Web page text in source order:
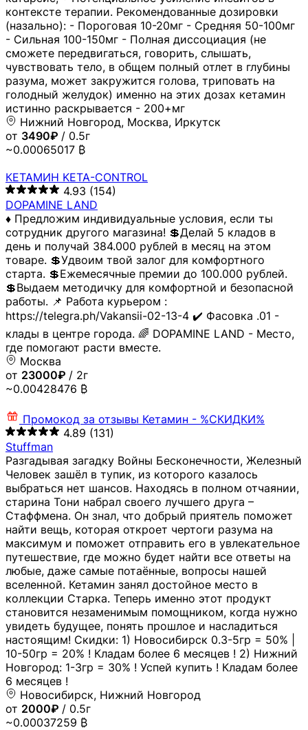
контексте терапии. Рекомендованные дозировки
(назально): - Пороговая 10-20мг - Средняя 50-100мг
- Сильная 100-150мг - Полная диссоциация (не
сможете передвигаться, говорить, слышать,
чувствовать тело, в общем полный отлет в глубины
разума, может закружится голова, триповать на
голодный желудок) именно на этих дозах кетамин
истинно раскрывается - 200+мг
Нижний Новгород, Москва, Иркутск
от 3490₽ / 0.5г
~0.00065017 ₿
КЕТАМИН KETA-CONTROL
4.93 (154)
DOPAMINE LAND
♦️ Предложим индивидуальные условия, если ты
сотрудник другого магазина! 💲Делай 5 кладов в
день и получай 384.000 рублей в месяц на этом
товаре. 💲Удвоим твой залог для комфортного
старта. 💲Ежемесячные премии до 100.000 рублей.
💲Выдаем методичку для комфортной и безопасной
работы. 📌 Работа курьером :
https://telegra.ph/Vakansii-02-13-4 ✔️ Фасовка .01 -
клады в центре города. 🌈 DOPAMINE LAND - Место,
где помогают расти вместе.
Москва
от 23000₽ / 2г
~0.00428476 ₿
Промокод за отзывы Кетамин - %СКИДКИ%
4.89 (131)
Stuffman
Разгадывая загадку Войны Бесконечности, Железный
Человек зашёл в тупик, из которого казалось
выбраться нет шансов. Находясь в полном отчаянии,
старина Тони набрал своего лучшего друга –
Стаффмена. Он знал, что добрый приятель поможет
найти вещь, которая откроет чертоги разума на
максимум и поможет отправить его в увлекательное
путешествие, где можно будет найти все ответы на
любые, даже самые потаённые, вопросы нашей
вселенной. Кетамин занял достойное место в
коллекции Старка. Теперь именно этот продукт
становится незаменимым помощником, когда нужно
увидеть будущее, понять прошлое и насладиться
настоящим! Скидки: 1) Новосибирск 0.3-5гр = 50% |
10-50гр = 20% ! Кладам более 6 месяцев ! 2) Нижний
Новгород: 1-3гр = 30% ! Успей купить ! Кладам более
6 месяцев !
Новосибирск, Нижний Новгород
от 2000₽ / 0.5г
~0.00037259 ₿